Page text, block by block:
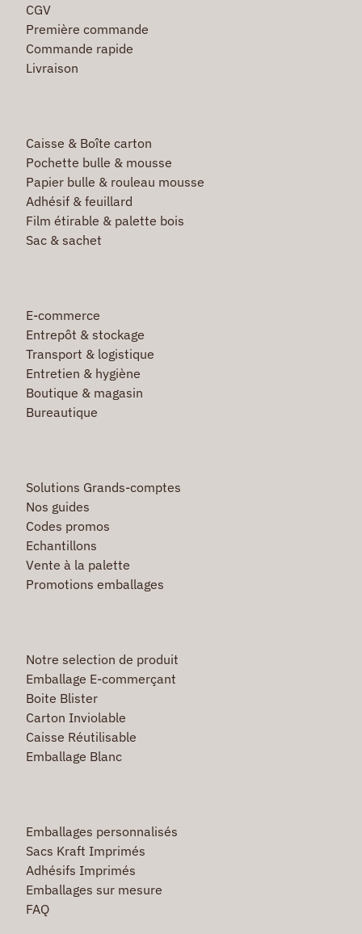
CGV
Première commande
Commande rapide
Livraison
Caisse & Boîte carton
Pochette bulle & mousse
Papier bulle & rouleau mousse
Adhésif & feuillard
Film étirable & palette bois
Sac & sachet
E-commerce
Entrepôt & stockage
Transport & logistique
Entretien & hygiène
Boutique & magasin
Bureautique
Solutions Grands-comptes
Nos guides
Codes promos
Echantillons
Vente à la palette
Promotions emballages
Notre selection de produit
Emballage E-commerçant
Boite Blister
Carton Inviolable
Caisse Réutilisable
Emballage Blanc
Emballages personnalisés
Sacs Kraft Imprimés
Adhésifs Imprimés
Emballages sur mesure
FAQ